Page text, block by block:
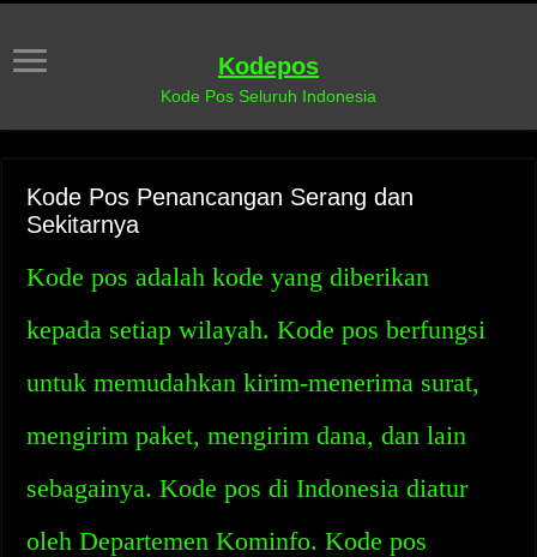
Kodepos
Kode Pos Seluruh Indonesia
Kode Pos Penancangan Serang dan
Sekitarnya
Kode pos adalah kode yang diberikan
kepada setiap wilayah. Kode pos berfungsi
untuk memudahkan kirim-menerima surat,
mengirim paket, mengirim dana, dan lain
sebagainya. Kode pos di Indonesia diatur
oleh Departemen Kominfo. Kode pos